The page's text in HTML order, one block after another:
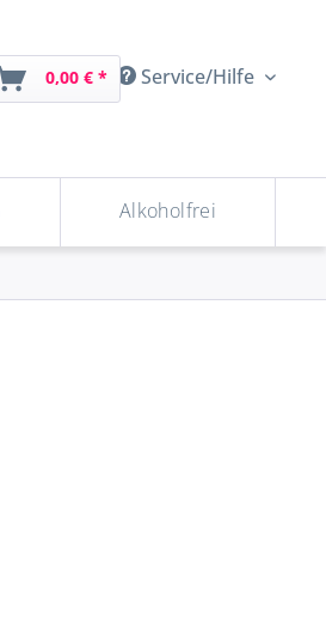
Service/Hilfe
0,00 € *
Alkoholfrei